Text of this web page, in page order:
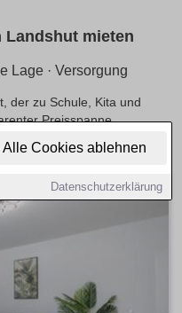
Alle Cookies ablehnen
Datenschutzerklärung
Landshut mieten
Lage · Versorgung
der zu Schule, Kita und
Preisspanne.